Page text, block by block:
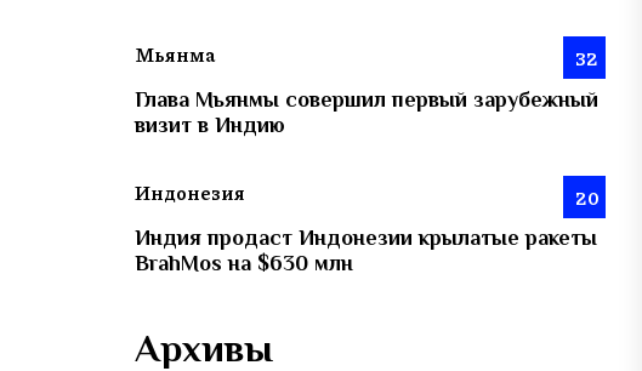
Мьянма 32
Глава Мьянмы совершил первый зарубежный
визит в Индию
Индонезия 20
Индия продаст Индонезии крылатые ракеты
BrahMos на $630 млн
Архивы